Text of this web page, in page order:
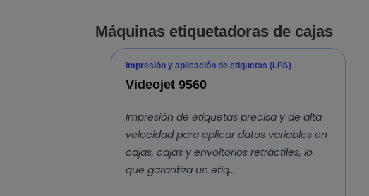
Máquinas etiquetadoras de cajas
Impresión y aplicación de etiquetas (LPA)
Videojet 9560
Impresión de etiquetas precisa y de alta
velocidad para aplicar datos variables en
cajas, cajas y envoltorios retráctiles, lo
que garantiza un etiq…